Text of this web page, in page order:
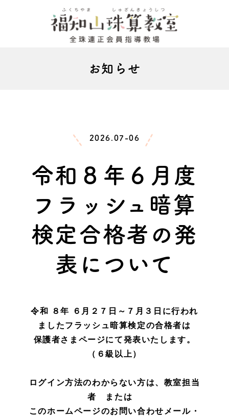
お知らせ
2026.07-06
令和８年６月度
フラッシュ暗算
検定合格者の発
表について
令和 ８年 ６月２７日～７月３日に行われ
ましたフラッシュ暗算検定の合格者は
保護者さまページにて発表いたします。
（６級以上）
ログイン方法のわからない方は、教室担当
者 または
このホームページのお問い合わせメール・